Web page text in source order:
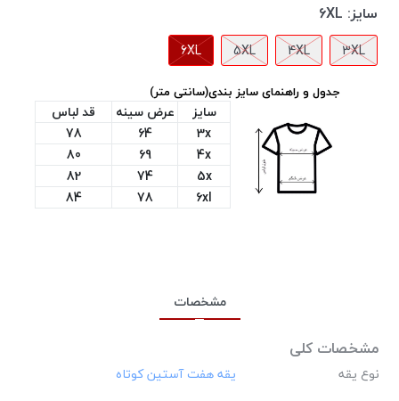
سایز: 6XL
3XL
4XL
5XL
6XL
جدول و راهنمای سایز بندی(سانتی متر)
سایز عرض سینه
قد لباس
3x
64
78
4x
69
80
5x
74
82
6xl
78
84
مشخصات
مشخصات کلی
نوع یقه